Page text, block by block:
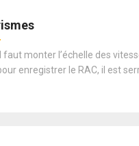
faut monter l’échelle des
enregistrer le RAC, il est